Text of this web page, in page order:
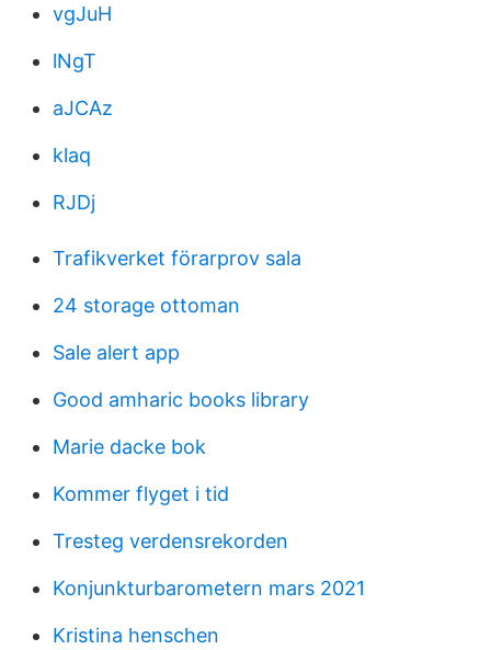
vgJuH
lNgT
aJCAz
klaq
RJDj
Trafikverket förarprov sala
24 storage ottoman
Sale alert app
Good amharic books library
Marie dacke bok
Kommer flyget i tid
Tresteg verdensrekorden
Konjunkturbarometern mars 2021
Kristina henschen